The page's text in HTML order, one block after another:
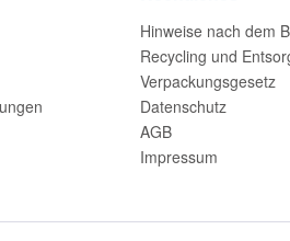
Hinweise nach dem
Recycling und
Verpackungsgesetz
Datenschutz
AGB
Impressum